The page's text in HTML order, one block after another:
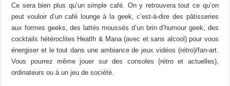
Ce sera bien plus qu’un simple café. On y retrouvera tout ce qu’on
peut vouloir d’un café lounge à la geek, c’est-à-dire des pâtisseries
aux formes geeks, des lattés moussés d’un brin d’humour geek, des
cocktails hétéroclites Heatlh & Mana (avec et sans alcool) pour vous
énergiser et le tout dans une ambiance de jeux vidéos (rétro)/fan-art.
Vous pourrez même jouer sur des consoles (rétro et actuelles),
ordinateurs ou à un jeu de société.